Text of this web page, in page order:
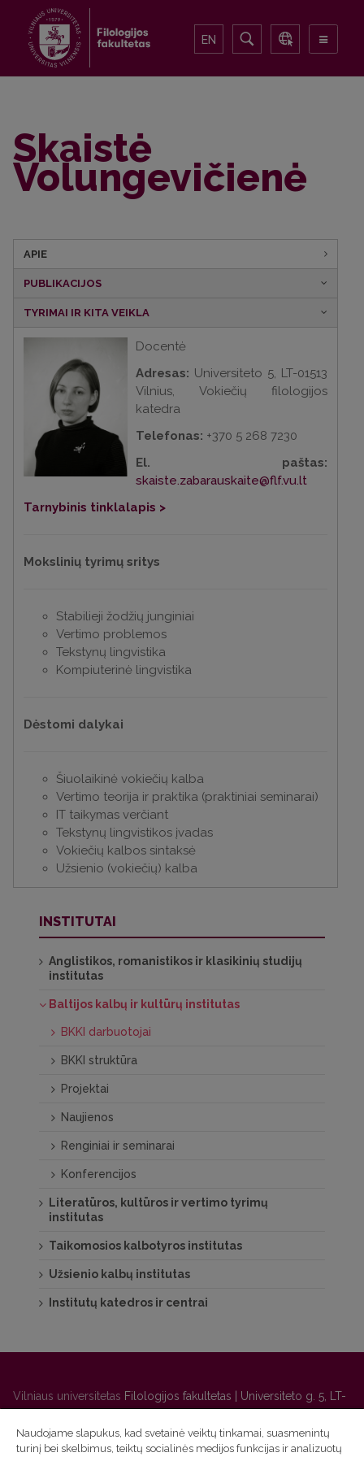
EN
Skaistė
Volungevičienė
APIE
PUBLIKACIJOS
TYRIMAI IR KITA VEIKLA
Docentė
Adresas: Universiteto 5, LT-01513
Vilnius, Vokiečių filologijos
katedra
Telefonas: +370 5 268 7230
El. paštas:
skaiste.zabarauskaite@flf.vu.lt
Tarnybinis tinklalapis >
Mokslinių tyrimų sritys
Stabilieji žodžių junginiai
Vertimo problemos
Tekstynų lingvistika
Kompiuterinė lingvistika
Dėstomi dalykai
Šiuolaikinė vokiečių kalba
Vertimo teorija ir praktika (praktiniai seminarai)
IT taikymas verčiant
Tekstynų lingvistikos įvadas
Vokiečių kalbos sintaksė
Užsienio (vokiečių) kalba
INSTITUTAI
Anglistikos, romanistikos ir klasikinių studijų
institutas
Baltijos kalbų ir kultūrų institutas
BKKI darbuotojai
BKKI struktūra
Projektai
Naujienos
Renginiai ir seminarai
Konferencijos
Literatūros, kultūros ir vertimo tyrimų
institutas
Taikomosios kalbotyros institutas
Užsienio kalbų institutas
Institutų katedros ir centrai
Vilniaus universitetas Filologijos fakultetas | Universiteto g. 5, LT-
01131 Vilnius
Studijų skyriaus(studijų ir tvarkaraščio klausimai) tel. (0 5) 268
Naudojame slapukus, kad svetainė veiktų tinkamai, suasmenintų
turinį bei skelbimus, teiktų socialinės medijos funkcijas ir analizuotų